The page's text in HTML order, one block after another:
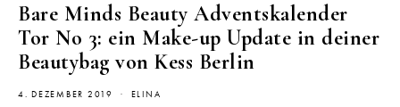
Bare Minds Beauty Adventskalender
Tor No 3: ein Make-up Update in deiner
Beautybag von Kess Berlin
4. DEZEMBER 2019 ELINA